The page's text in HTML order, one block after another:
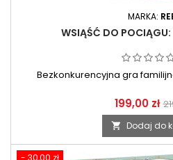
MARKA:
WSIĄŚĆ DO POCIĄGU:
Bezkonkurencyjna gra
199,00 zł
 Dodaj do
- 30,00 zł